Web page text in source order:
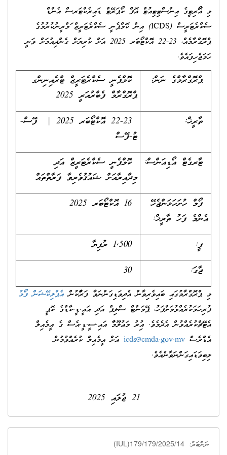
މި އޮތޯރިޓީގެ އިންސްޓިޓިއުޓް އޮފް ކޯޕަރޭޓް ޑައިރެކްޓަރސް އެންޑް
ސެކްރެޓަރީސް (ICDS) އިން ކޮމްޕެނީ ސެކްރެޓަރީޒް ތަމްރީނުކުރުމުގެ
ޕްރޮގްރާމެއް، 23-22 އޮކްޓޯބަރ 2025 އަށް ކުރިޔަށް ގެންދިއުމަށް ވަނީ
ހަމަޖެހިފައެވެ.
ޕްރޮގްރާމްގެ ނަން:
ކޮމްޕެނީ ސެކްރެޓަރީޒް ޓްރެއިނިންގ
ޕްރޮގްރާމް ފެބްރުއަރީ 2025
ތާރީޚް:
22-23 އޮކްޓޯބަރ 2025 | ފޭސް-
ޓު-ފޭސް
ޓާރގެޓް އޯޑިއަންސް:
ކޮމްޕެނީ ސެކްރެޓަރީޒް އަދި
މިދާއިރާއަށް ޝައުޤުވެރިވާ ފަރާތްތައް
ފޯމް ހުށަހަޅަންޖެހޭ
އެންމެ ފަހު ތާރީޚް:
16 އޮކްޓޯބަރ 2025
ފީ:
1,500 ރުފިޔާ
ޖާގަ:
30
މި ޕްރޮގްރާމުގައި ބައިވެރިވާން އެދިވަޑިގަންނަވާ ފަރާތްތަކުން އެޕްލިކޭޝަން ފޯމު
ފުރިހަމަކުރެއްވުމަށްފަހު، ޕޭމަންޓް ސްލިޕް އަދި އައީ.ޑީ.ކާޑްގެ ކޮޕީ
އެޓޭޗްކުރެއްވުން އެދެމެވެ. އިތުރު މަޢުލޫމާތު އައި.ސީ.ޑީ.އެސް ގެ އީމެއިލް
އެޑްރެސް icds@cmda.gov.mv އަށް އީމެއިލް ކުރެއްވުމުން
ލިބިވަޑައިގަންނަވާނެއެވެ.
21 ޖުލައި 2025
ނަންބަރު: (IUL)179/179/2025/14